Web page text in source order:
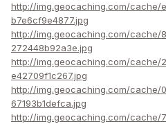
http://img.geocaching.com/cache/
b7e6cf9e4877.jpg
http://img.geocaching.com/
272448b92a3e.jpg
http://img.geocaching.com/
e42709f1c267.jpg
http://img.geocaching.com/cache/
67193b1defca.jpg
http://img.geocaching.com/